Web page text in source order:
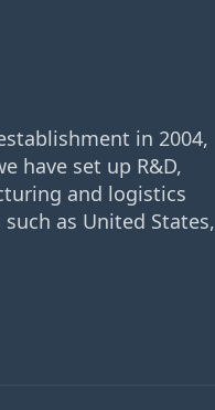
in 2004,
have set up R&D,
and logistics
as United States,